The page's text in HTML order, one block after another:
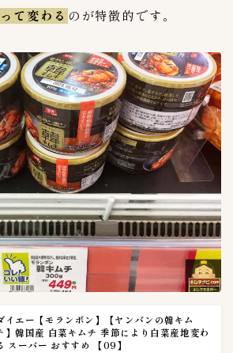
９g 0
0
0
0
0
所 1
部キムチ工房
4
物産 3
て変わる のが特徴的です。
イエー【モランボン】【ヤンバンの韓キム
】韓国産 白菜キムチ 季節により白菜産地変わ
スーパー おすすめ 【09】